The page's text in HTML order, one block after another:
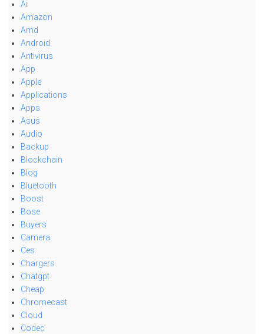
Ai
Amazon
Amd
Android
Antivirus
App
Apple
Applications
Apps
Asus
Audio
Backup
Blockchain
Blog
Bluetooth
Boost
Bose
Buyers
Camera
Ces
Chargers
Chatgpt
Cheap
Chromecast
Cloud
Codec